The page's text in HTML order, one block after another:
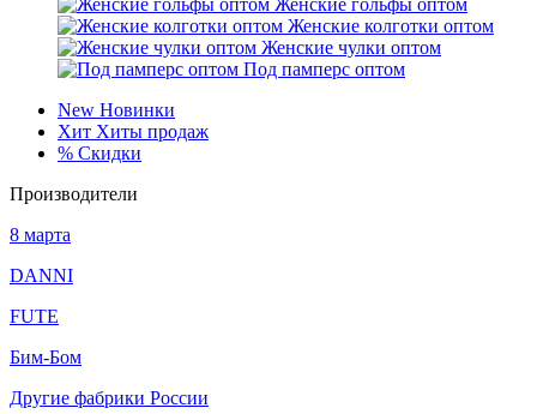
Женские гольфы оптом
Женские колготки оптом
Женские чулки оптом
Под памперс оптом
New Новинки
Хит Хиты продаж
% Скидки
Производители
8 марта
DANNI
FUTE
Бим-Бом
Другие фабрики России